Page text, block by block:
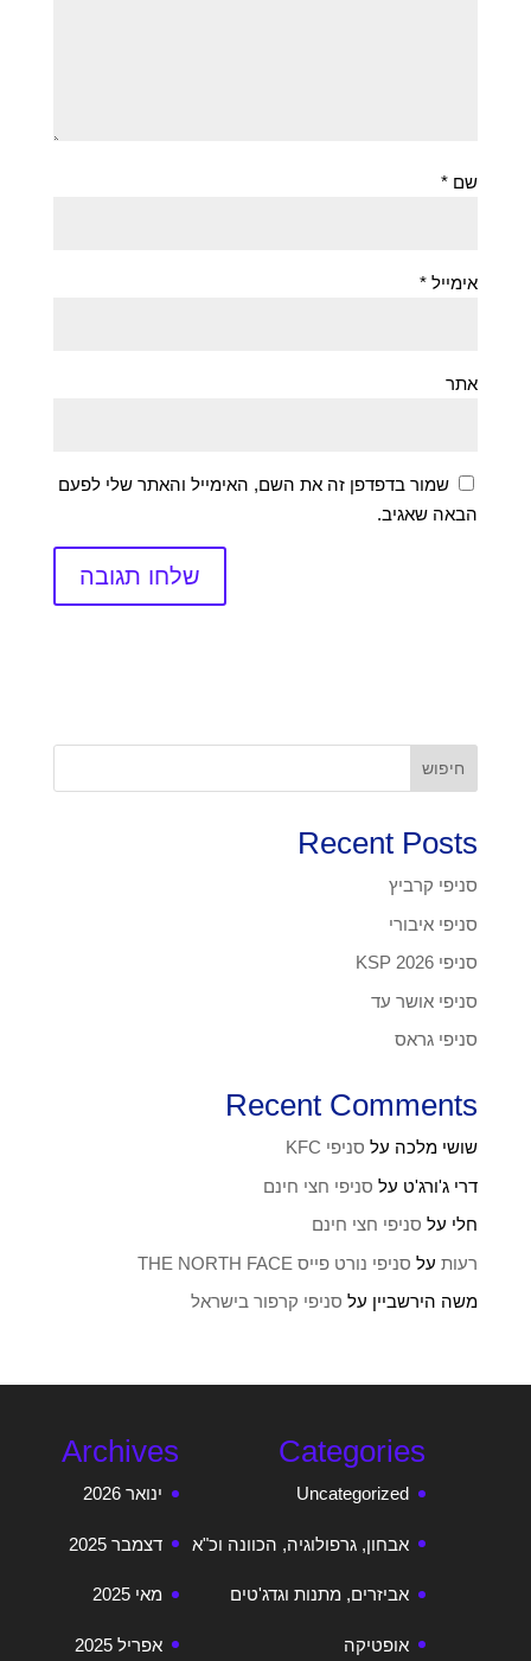
שם *
אימייל *
אתר
שמור בדפדפן זה את השם, האימייל והאתר שלי לפעם
הבאה שאגיב.
חיפוש
Recent Posts
סניפי קרביץ
סניפי איבורי
סניפי KSP 2026
סניפי אושר עד
סניפי גראס
Recent Comments
שושי מלכה על סניפי KFC
דרי ג'ורג'ט על סניפי חצי חינם
חלי על סניפי חצי חינם
רעותעל סניפי נורט פייס THE NORTH FACE
משה הירשביין על סניפי קרפור בישראל
Archives
ינואר 2026
דצמבר 2025
מאי 2025
אפריל 2025
Categories
Uncategorized
אבחון, גרפולוגיה, הכוונה וכ"א
אביזרים, מתנות וגדג'טים
אופטיקה